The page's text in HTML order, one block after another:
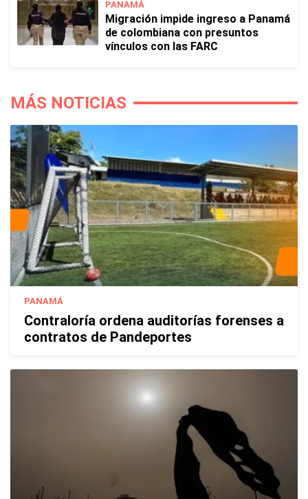
PANAMÁ
Migración impide ingreso a Panamá
de colombiana con presuntos
vínculos con las FARC
MÁS NOTICIAS
PANAMÁ
Contraloría ordena auditorías forenses a
contratos de Pandeportes